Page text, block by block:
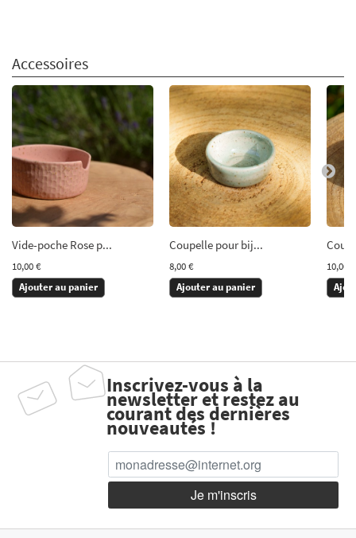
Accessoires
Vide-poche Rose p...
10,00 €
Ajouter au panier
Coupelle pour bij...
8,00 €
Ajouter au panier
10,00 €
Inscrivez-vous à la
newsletter et restez au
courant des dernières
nouveautés !